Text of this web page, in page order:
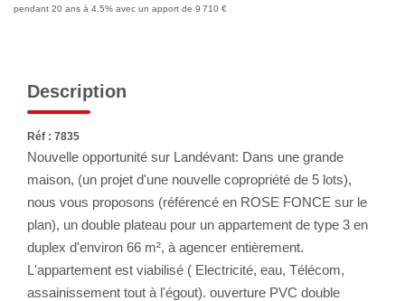
pendant 20 ans à 4.5% avec un apport de 9 710 €
Description
Réf : 7835
Nouvelle opportunité sur Landévant: Dans une grande
maison, (un projet d'une nouvelle copropriété de 5 lots),
nous vous proposons (référencé en ROSE FONCE sur le
plan), un double plateau pour un appartement de type 3 en
duplex d'environ 66 m², à agencer entièrement.
L'appartement est viabilisé ( Electricité, eau, Télécom,
assainissement tout à l'égout). ouverture PVC double